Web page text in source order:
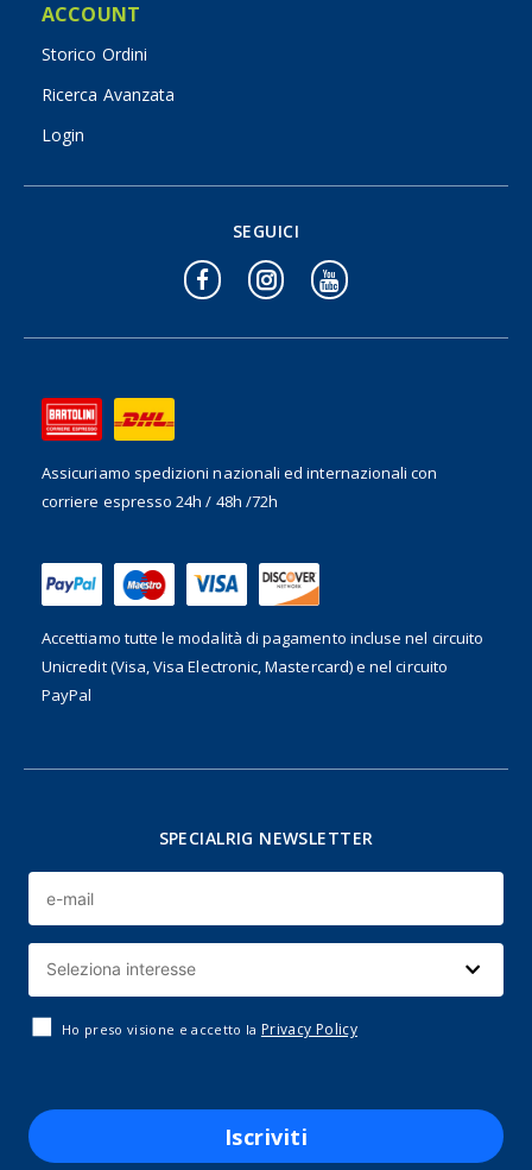
ACCOUNT
Storico Ordini
Ricerca Avanzata
Login
Assicuriamo spedizioni nazionali ed internazionalicon
corriere espresso 24h / 48h /72h
Accettiamo tutte le modalità di pagamento incluse nel circuito
Unicredit (Visa, Visa Electronic, Mastercard) e nel circuito
PayPal
SEGUICI
SPECIALRIG NEWSLETTER
Ho preso visione e accetto la Privacy Policy
Iscriviti